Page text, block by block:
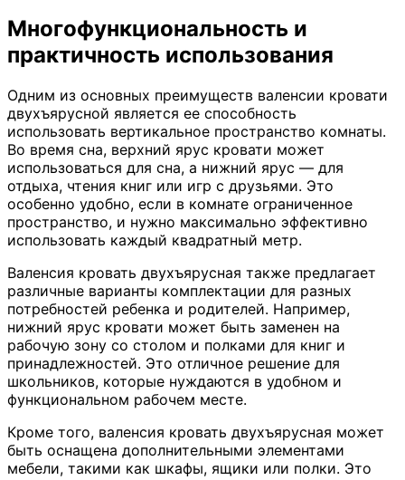
Многофункциональность и
практичность использования
Одним из основных преимуществ валенсии кровати
двухъярусной является ее способность
использовать вертикальное пространство комнаты.
Во время сна, верхний ярус кровати может
использоваться для сна, а нижний ярус — для
отдыха, чтения книг или игр с друзьями. Это
особенно удобно, если в комнате ограниченное
пространство, и нужно максимально эффективно
использовать каждый квадратный метр.
Валенсия кровать двухъярусная также предлагает
различные варианты комплектации для разных
потребностей ребенка и родителей. Например,
нижний ярус кровати может быть заменен на
рабочую зону со столом и полками для книг и
принадлежностей. Это отличное решение для
школьников, которые нуждаются в удобном и
функциональном рабочем месте.
Кроме того, валенсия кровать двухъярусная может
быть оснащена дополнительными элементами
мебели, такими как шкафы, ящики или полки. Это